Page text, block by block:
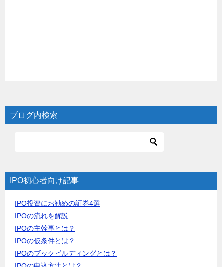
ブログ内検索
IPO初心者向け記事
IPO投資にお勧めの証券4選
IPOの流れを解説
IPOの主幹事とは？
IPOの仮条件とは？
IPOのブックビルディングとは？